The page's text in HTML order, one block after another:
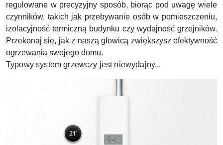
regulowane w precyzyjny sposób, biorąc pod uwagę wiele
czynników, takich jak przebywanie osób w pomieszczeniu,
izolacyjność termiczną budynku czy wydajność grzejników.
Przekonaj się, jak z naszą głowicą zwiększysz efektywność
ogrzewania swojego domu.
Typowy system grzewczy jest niewydajny...